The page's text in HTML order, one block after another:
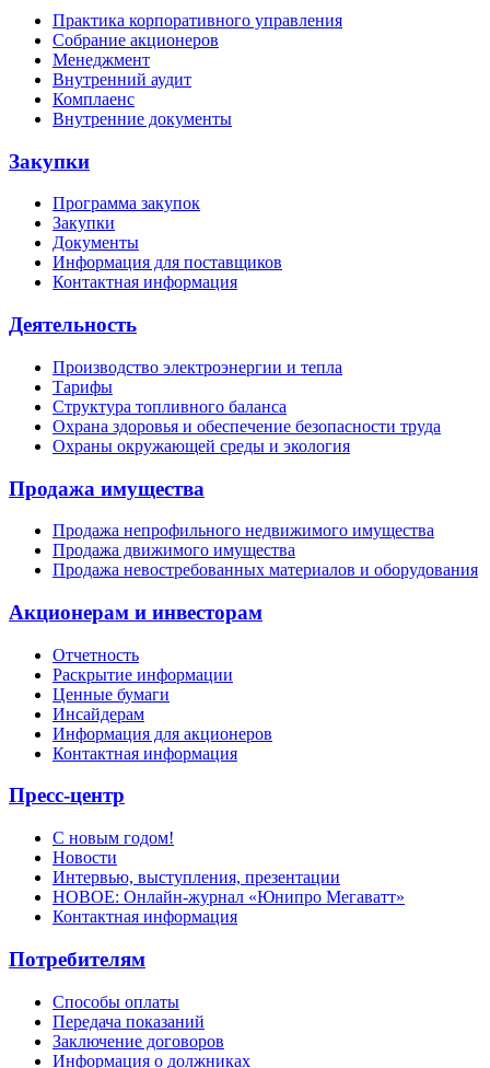
Практика корпоративного управления
Собрание акционеров
Менеджмент
Внутренний аудит
Комплаенс
Внутренние документы
Закупки
Программа закупок
Закупки
Документы
Информация для поставщиков
Контактная информация
Деятельность
Производство электроэнергии и тепла
Тарифы
Структура топливного баланса
Охрана здоровья и обеспечение безопасности труда
Охраны окружающей среды и экология
Продажа имущества
Продажа непрофильного недвижимого имущества
Продажа движимого имущества
Продажа невостребованных материалов и оборудования
Акционерам и инвесторам
Отчетность
Раскрытие информации
Ценные бумаги
Инсайдерам
Информация для акционеров
Контактная информация
Пресс-центр
С новым годом!
Новости
Интервью, выступления, презентации
НОВОЕ: Онлайн-журнал «Юнипро Мегаватт»
Контактная информация
Потребителям
Способы оплаты
Передача показаний
Заключение договоров
Информация о должниках